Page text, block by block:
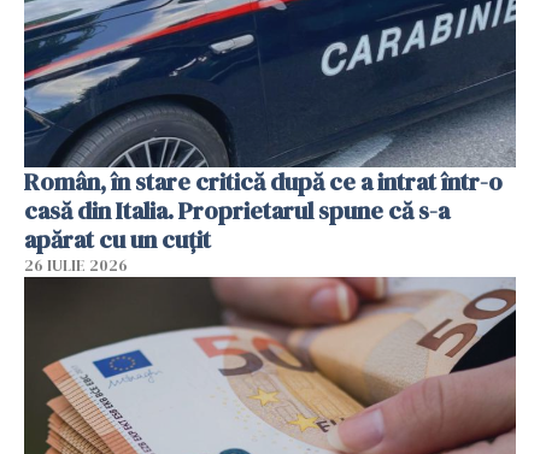
Român, în stare critică după ce a intrat într-o
casă din Italia. Proprietarul spune că s-a
apărat cu un cuțit
26 IULIE 2026